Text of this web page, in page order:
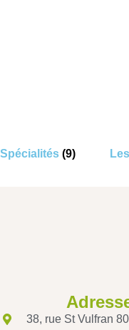
(9)
38, rue St Vulfran